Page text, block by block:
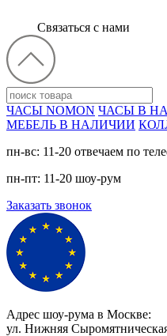
Связаться с нами
ЧАСЫ NOMON ЧАСЫ В
МЕБЕЛЬ В НАЛИЧИИ
пн-вс: 11-20 отвечаем по
пн-пт: 11-20 шоу-рум
Заказать звонок
Адрес шоу-рума в Москве:
ул. Нижняя